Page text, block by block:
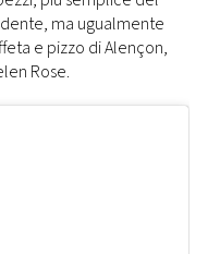
ma ugualmente
e pizzo di Alençon,
Rose.